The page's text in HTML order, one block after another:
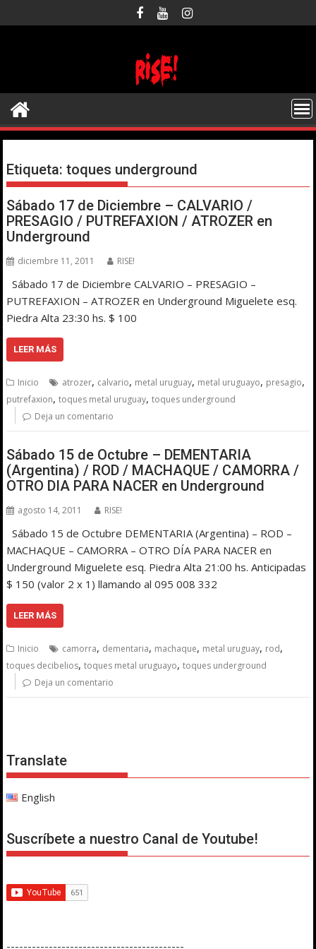
al
Etiqueta:toques underground
Sábado 17 de Diciembre – CALVARIO /
PRESAGIO / PUTREFAXION / ATROZER en
Underground
diciembre 11, 2011 RISE!
Sábado 17 de Diciembre CALVARIO – PRESAGIO –
PUTREFAXION – ATROZER en Underground Miguelete esq.
Piedra Alta 23:30 hs. $ 100
LEER MÁS
Inicio atrozer, calvario, metal uruguay, metal uruguayo, presagio,
putrefaxion,toques metal uruguay,toques underground
Deja un comentario
Sábado 15 de Octubre – DEMENTARIA
(Argentina) / ROD / MACHAQUE / CAMORRA /
OTRO DIA PARA NACER en Underground
agosto 14, 2011 RISE!
Sábado 15 de Octubre DEMENTARIA (Argentina) – ROD –
MACHAQUE – CAMORRA – OTRO DÍA PARA NACER en
Underground Miguelete esq. Piedra Alta 21:00 hs. Anticipadas
$ 150 (valor 2 x 1) llamando al 095 008 332
LEER MÁS
Inicio camorra, dementaria, machaque, metal uruguay, rod,
toques decibelios,toques metal uruguayo,toques underground
Deja un comentario
Translate
English
Suscríbete a nuestro Canal de Youtube!
------------------------------------------